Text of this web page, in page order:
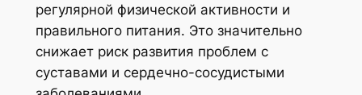
регулярной физической активности и
правильного питания. Это значительно
снижает риск развития проблем с
суставами и сердечно-сосудистыми